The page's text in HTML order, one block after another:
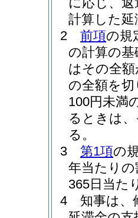
計算した
2
前項の規
の計算の
はその全
の全額を
100円未満
るときは
る。
3
第1項の
年当たり
365日当た
4
知事は、